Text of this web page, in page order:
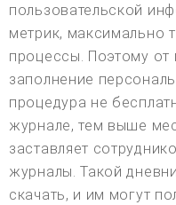
пользовательской
метрик, максимально
процессы. Поэтому от
заполнение
процедура не
журнале, тем выше
заставляет
журналы. Такой
скачать, и им могут